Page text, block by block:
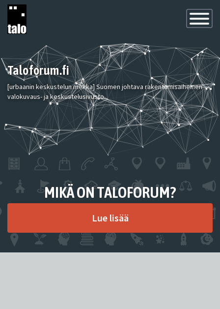
Toggle
Taloforum.fi
[urbaanin keskustelun mekka] Suomen johtava rakentamisaiheinen
valokuvaus- ja keskustelusivusto.
MIKÄ ON TALOFORUM?
Lue lisää